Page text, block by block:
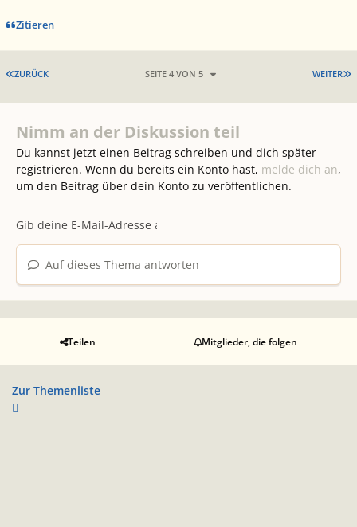
Zitieren
ERSTE SEITE
ZURÜCK WEITER
SEITE 4 VON 5
Nimm an der Diskussion teil
Du kannst jetzt einen Beitrag schreiben und dich später
registrieren. Wenn du bereits ein Konto hast, melde dich an,
um den Beitrag über dein Konto zu veröffentlichen.
Auf dieses Thema antworten
Teilen Mitglieder, die folgen
Zur Themenliste